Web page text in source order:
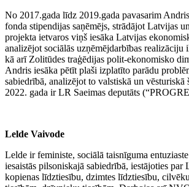
No 2017.gada līdz 2019.gada pavasarim
fonda stipendijas saņēmējs, strādājot Latvijas
projekta ietvaros viņš iesāka Latvijas
analizējot sociālās uzņēmējdarbības realizāciju
kā arī Zolitūdes traģēdijas polit-ekonomisko
Andris iesāka pētīt plaši izplatīto parādu
sabiedrībā, analizējot to valstiskā un vēsturiskā
2022. gada ir LR Saeimas deputāts
Lelde Vaivode
Lelde ir feministe, sociālā taisnīguma
iesaistās pilsoniskajā sabiedrībā, iestājoties
kopienas līdztiesību, dzimtes līdztiesību,